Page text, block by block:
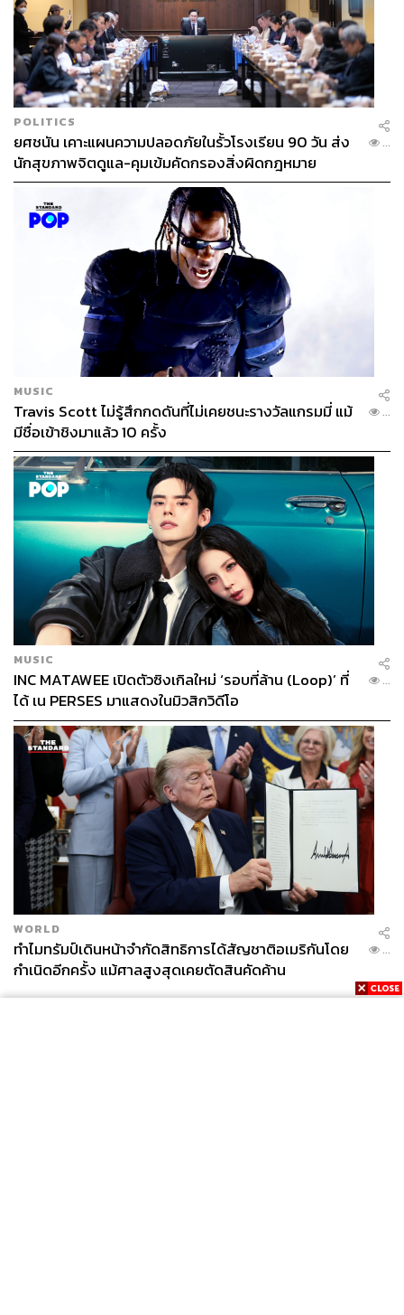
POLITICS
ยศชนัน เคาะแผนความปลอดภัยในรั้วโรงเรียน 90 วัน ส่ง
นักสุขภาพจิตดูแล-คุมเข้มคัดกรองสิ่งผิดกฎหมาย
...
MUSIC
Travis Scott ไม่รู้สึกกดดันที่ไม่เคยชนะรางวัลแกรมมี่ แม้
มีชื่อเข้าชิงมาแล้ว 10 ครั้ง
...
MUSIC
INC MATAWEE เปิดตัวซิงเกิลใหม่ ‘รอบที่ล้าน (Loop)’ ที่
ได้ เน PERSES มาแสดงในมิวสิกวิดีโอ
...
WORLD
ทำไมทรัมป์เดินหน้าจำกัดสิทธิการได้สัญชาติอเมริกันโดย
กำเนิดอีกครั้ง แม้ศาลสูงสุดเคยตัดสินคัดค้าน
...